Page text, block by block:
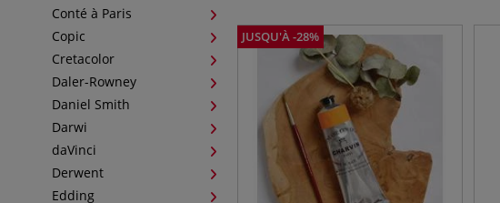
Conté à Paris
Copic
Cretacolor
Daler-Rowney
Daniel Smith
Darwi
daVinci
Derwent
Edding
JUSQU'À-28%